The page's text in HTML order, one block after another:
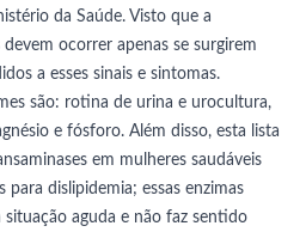
da Saúde. Visto que a
ocorrer apenas se surgirem
a esses sinais e sintomas.
são: rotina de urina e urocultura,
e fósforo. Além disso, esta lista
em mulheres saudáveis
dislipidemia; essas enzimas
situação aguda e não faz sentido